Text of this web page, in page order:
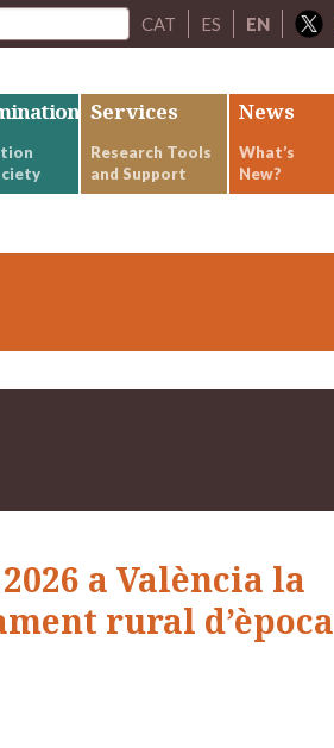
CAT ES EN
Services
Research Tools
and Support
News
What’s
New?
a València la
rural d’època